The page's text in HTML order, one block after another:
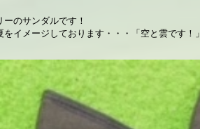
のサンダルです！
をイメージしております・・・「空と雲です！」